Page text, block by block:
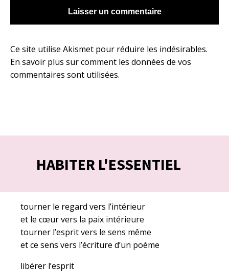
Ce site utilise Akismet pour réduire les indésirables.
En savoir plus sur comment les données de vos
commentaires sont utilisées.
HABITER L'ESSENTIEL
tourner le regard vers l’intérieur
et le cœur vers la paix intérieure
tourner l’esprit vers le sens même
et ce sens vers l’écriture d’un poème
libérer l’esprit